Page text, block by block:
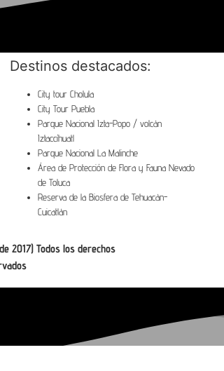
Destinos destacados:
City tour Cholula
City Tour Puebla
Parque Nacional Izta-Popo / volcán
Iztaccíhuatl
Parque Nacional La Malinche
Área de Protección de Flora y Fauna Nevado
de Toluca
Reserva de la Biosfera de Tehuacán-
Cuicatlán
2017) Todos los derechos